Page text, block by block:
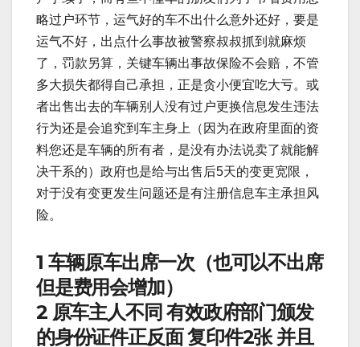
略过户环节，运气好的车不出什么意外还好，要是
运气不好，出点什么事故被警察叔叔抓到就麻烦
了，罚款另算，关键车辆出事故保险不会赔，不管
多大损失都得自己承担，正是贪小便宜吃大亏。或
者出售出去的车辆别人没有过户更换信息发生违法
行为还是会追究到车主身上（因为在政府里面的资
料您还是车辆的所有者，是没有办法说卖了就能解
决干系的）政府也是给与出售后5天的变更宽限，
对于没有变更发生问题还是有注册信息车主承担风
险。
1 车辆原车出席一次（也可以不出席
但是费用会增加）
2 原车主人不同 有效政府部门颁发
的身份证件正反面 复印件2张 并且